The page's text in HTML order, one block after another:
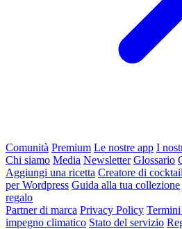
Comunità Premium Le nostre app I
Chi siamo Media Newsletter Glossario
Aggiungi una ricetta Creatore di cocktail
per Wordpress Guida alla tua collezione
regalo
Partner di marca Privacy Policy
impegno climatico Stato del servizio